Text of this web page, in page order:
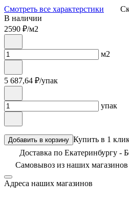
Смотреть все характерстики
В наличии
2590 ₽/м2
м2
5 687,64 ₽/упак
упак
Добавить в корзину Купить в 1
Доставка по Екатеринбургу -
Самовывоз из наших магазинов
Адреса наших магазинов